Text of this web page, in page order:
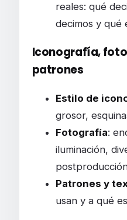
reales: qué
decimos y qué
Iconografía,
patrones
Estilo de
grosor,
Fotografía:
iluminación,
Patrones y
usan y a qué